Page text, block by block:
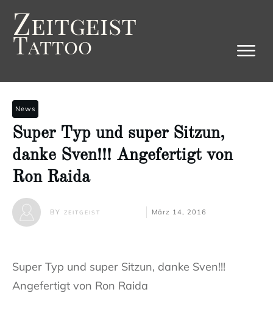
Zeitgeist
Tattoo
News
Super Typ und super Sitzun,
danke Sven!!! Angefertigt von
Ron Raida
BYZEITGEIST März 14, 2016
Super Typ und super Sitzun, danke Sven!!!
Angefertigt von Ron Raida